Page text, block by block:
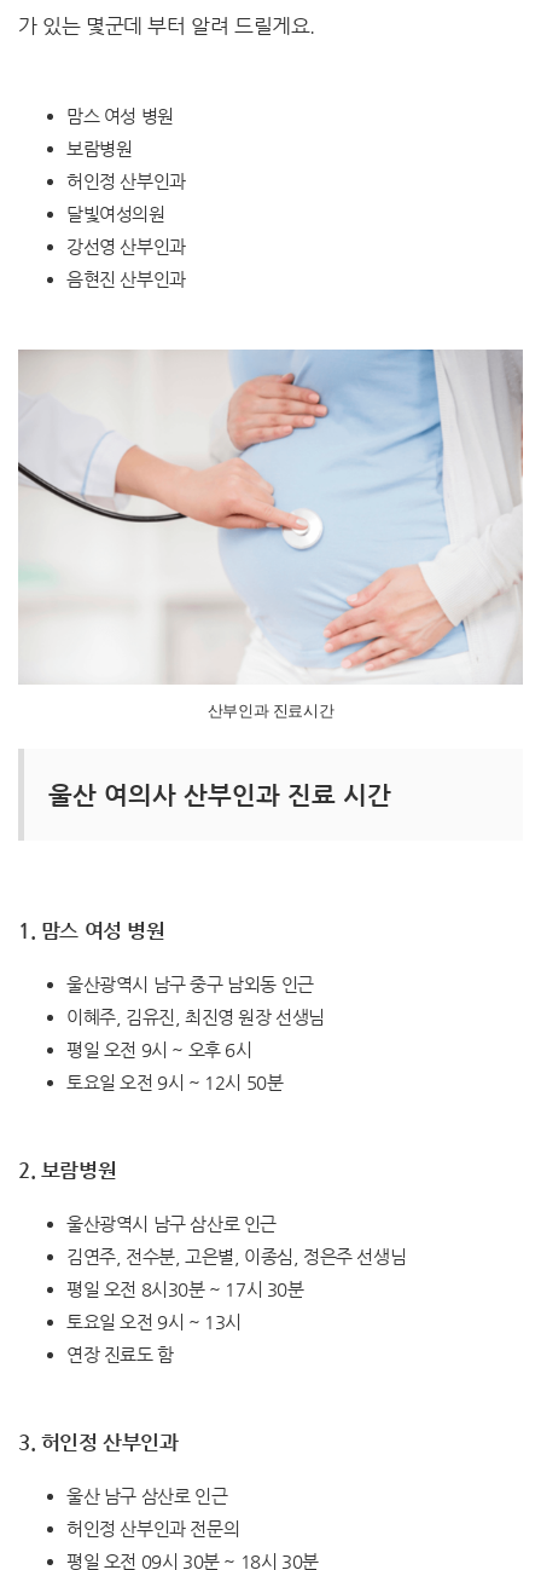
가 있는 몇군데 부터 알려 드릴게요.
맘스 여성 병원
보람병원
허인정 산부인과
달빛여성의원
강선영 산부인과
음현진 산부인과
산부인과 진료시간
울산 여의사 산부인과 진료 시간
1. 맘스 여성 병원
울산광역시 남구 중구 남외동 인근
이혜주, 김유진, 최진영 원장 선생님
평일 오전 9시 ~ 오후 6시
토요일 오전 9시 ~ 12시 50분
2. 보람병원
울산광역시 남구 삼산로 인근
김연주, 전수분, 고은별, 이종심, 정은주 선생님
평일 오전 8시30분 ~ 17시 30분
토요일 오전 9시 ~ 13시
연장 진료도 함
3. 허인정 산부인과
울산 남구 삼산로 인근
허인정 산부인과 전문의
평일 오전 09시 30분 ~ 18시 30분